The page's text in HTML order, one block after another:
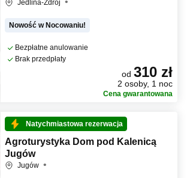
Jedlina-Zdrój
Nowość w Nocowaniu!
Bezpłatne anulowanie
Brak przedpłaty
od 310 zł
2 osoby, 1 noc
Cena gwarantowana
Natychmiastowa rezerwacja
Agroturystyka Dom pod Kalenicą
Jugów
Jugów